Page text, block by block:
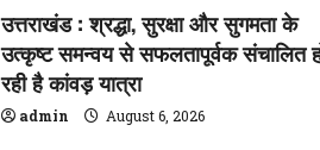
उत्तराखंड : श्रद्धा, सुरक्षा और सुगमता के
उत्कृष्ट समन्वय से सफलतापूर्वक संचालित
रही है कांवड़ यात्रा
admin August 6, 2026